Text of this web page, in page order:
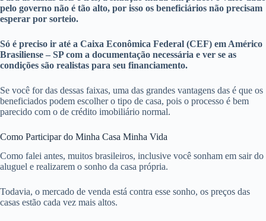
pelo governo não é tão alto, por isso os beneficiários não precisam
esperar por sorteio.
Só é preciso ir até a Caixa Econômica Federal (CEF) em Américo
Brasiliense – SP com a documentação necessária e ver se as
condições são realistas para seu financiamento.
Se você for das dessas faixas, uma das grandes vantagens das é que os
beneficiados podem escolher o tipo de casa, pois o processo é bem
parecido com o de crédito imobiliário normal.
Como Participar do Minha Casa Minha Vida
Como falei antes, muitos brasileiros, inclusive você sonham em sair do
aluguel e realizarem o sonho da casa própria.
Todavia, o mercado de venda está contra esse sonho, os preços das
casas estão cada vez mais altos.